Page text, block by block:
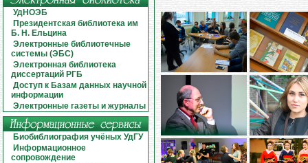
УдНОЭБ
Президентская библиотека им
Б. Н. Ельцина
Электронные библиотечные
системы (ЭБС)
Электронная библиотека
диссертаций РГБ
Доступ к Базам данных научной
информации
Электронные газеты и журналы
Биобиблиография учёных УдГУ
Информационное
сопровождение